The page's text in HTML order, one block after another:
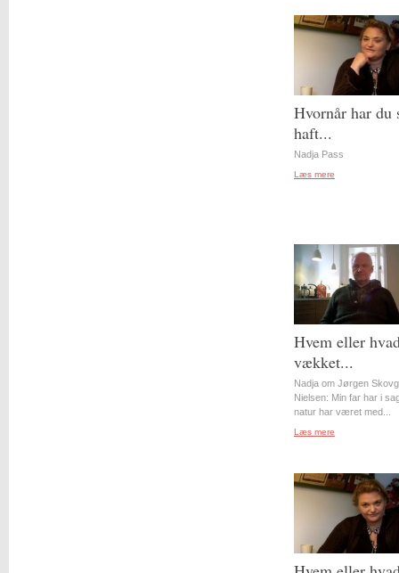
Hvornår har du
haft...
Nadja Pass
Læs mere
Hvem eller
vækket...
Nadja om Jørgen
Nielsen: Min far har i
natur har været med...
Læs mere